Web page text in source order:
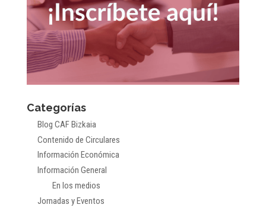
Categorías
Blog CAF Bizkaia
Contenido de Circulares
Información Económica
Información General
En los medios
Jornadas y Eventos